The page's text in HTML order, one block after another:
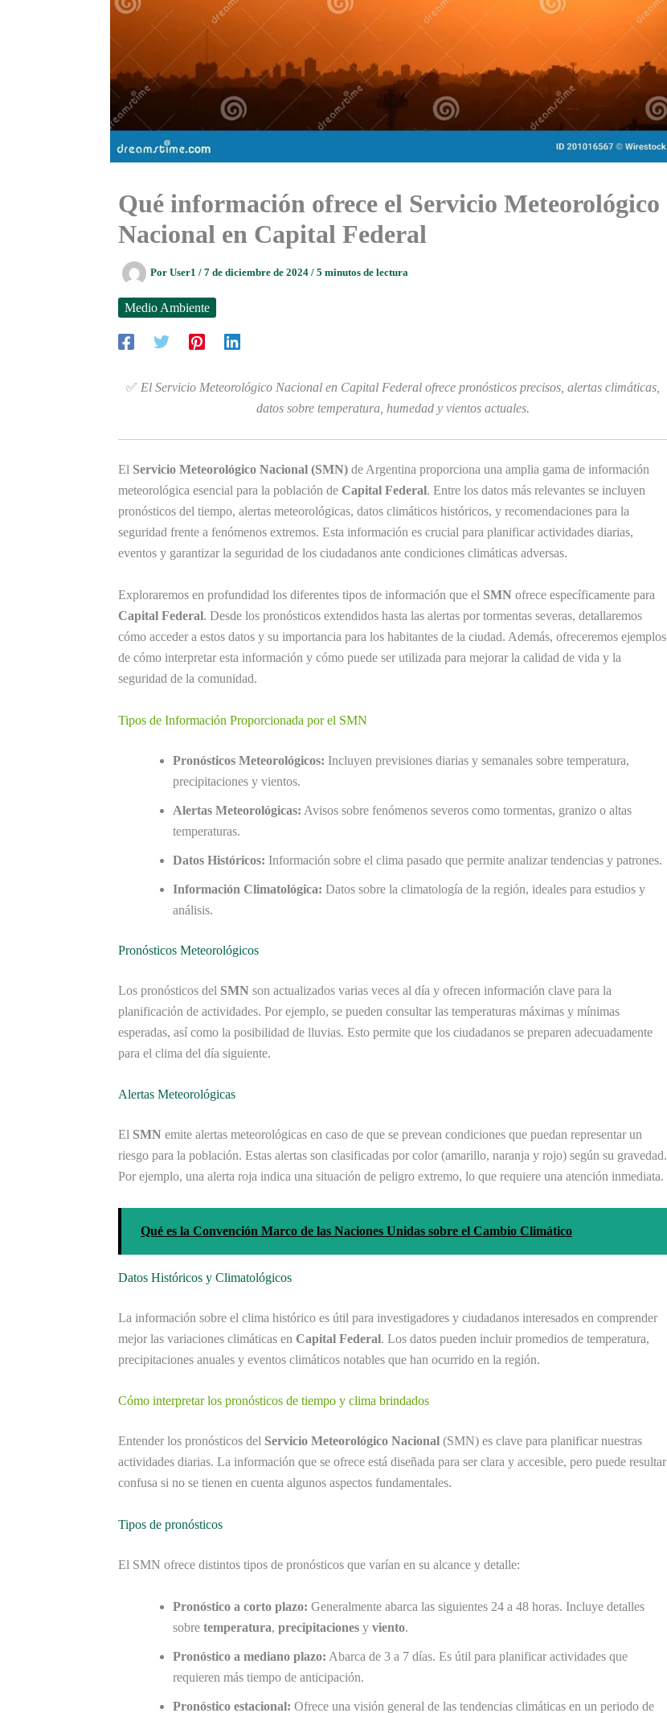
Qué información ofrece el Servicio Meteorológico
Nacional en Capital Federal
Por User1 / 7 de diciembre de 2024 / 5 minutos de lectura
Medio Ambiente
✅ El Servicio Meteorológico Nacional en Capital Federal ofrece pronósticos precisos, alertas climáticas,
datos sobre temperatura, humedad y vientos actuales.
El Servicio Meteorológico Nacional (SMN) de Argentina proporciona una amplia gama de información
meteorológica esencial para la población de Capital Federal. Entre los datos más relevantes se incluyen
pronósticos del tiempo, alertas meteorológicas, datos climáticos históricos, y recomendaciones para la
seguridad frente a fenómenos extremos. Esta información es crucial para planificar actividades diarias,
eventos y garantizar la seguridad de los ciudadanos ante condiciones climáticas adversas.
Exploraremos en profundidad los diferentes tipos de información que el SMN ofrece específicamente para
Capital Federal. Desde los pronósticos extendidos hasta las alertas por tormentas severas, detallaremos
cómo acceder a estos datos y su importancia para los habitantes de la ciudad. Además, ofreceremos ejemplos
de cómo interpretar esta información y cómo puede ser utilizada para mejorar la calidad de vida y la
seguridad de la comunidad.
Tipos de Información Proporcionada por el SMN
Pronósticos Meteorológicos: Incluyen previsiones diarias y semanales sobre temperatura,
precipitaciones y vientos.
Alertas Meteorológicas: Avisos sobre fenómenos severos como tormentas, granizo o altas
temperaturas.
Datos Históricos: Información sobre el clima pasado que permite analizar tendencias y patrones.
Información Climatológica: Datos sobre la climatología de la región, ideales para estudios y
análisis.
Pronósticos Meteorológicos
Los pronósticos del SMN son actualizados varias veces al día y ofrecen información clave para la
planificación de actividades. Por ejemplo, se pueden consultar las temperaturas máximas y mínimas
esperadas, así como la posibilidad de lluvias. Esto permite que los ciudadanos se preparen adecuadamente
para el clima del día siguiente.
Alertas Meteorológicas
El SMN emite alertas meteorológicas en caso de que se prevean condiciones que puedan representar un
riesgo para la población. Estas alertas son clasificadas por color (amarillo, naranja y rojo) según su gravedad.
Por ejemplo, una alerta roja indica una situación de peligro extremo, lo que requiere una atención inmediata.
Qué es la Convención Marco de las Naciones Unidas sobre el Cambio Climático
Datos Históricos y Climatológicos
La información sobre el clima histórico es útil para investigadores y ciudadanos interesados en comprender
mejor las variaciones climáticas en Capital Federal. Los datos pueden incluir promedios de temperatura,
precipitaciones anuales y eventos climáticos notables que han ocurrido en la región.
Cómo interpretar los pronósticos de tiempo y clima brindados
Entender los pronósticos del Servicio Meteorológico Nacional (SMN) es clave para planificar nuestras
actividades diarias. La información que se ofrece está diseñada para ser clara y accesible, pero puede resultar
confusa si no se tienen en cuenta algunos aspectos fundamentales.
Tipos de pronósticos
El SMN ofrece distintos tipos de pronósticos que varían en su alcance y detalle:
Pronóstico a corto plazo: Generalmente abarca las siguientes 24 a 48 horas. Incluye detalles
sobre temperatura, precipitaciones y viento.
Pronóstico a mediano plazo: Abarca de 3 a 7 días. Es útil para planificar actividades que
requieren más tiempo de anticipación.
Pronóstico estacional: Ofrece una visión general de las tendencias climáticas en un periodo de